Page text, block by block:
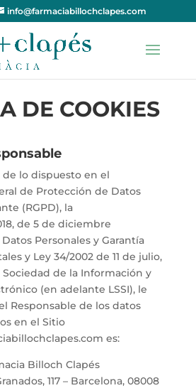
info@farmaciabillochclapes.com
DE COOKIES
lo dispuesto en el
de Protección de Datos
(RGPD), la
de 5 de diciembre
Personales y Garantía
y Ley 34/2002 de 11 de julio,
de la Información y
(en adelante LSSI), le
Responsable de los datos
en el Sitio
es:
Billoch Clapés
117 – Barcelona, 08008